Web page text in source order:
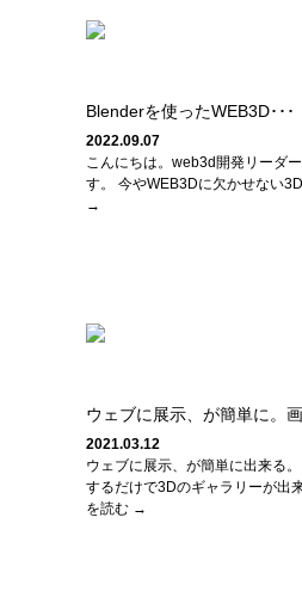
Blenderを使ったWEB3D･･･
2022.09.07
こんにちは。web3d開発リーダ
す。 今やWEB3Dに欠かせない
→
ウェブに展示、が簡単に。
2021.03.12
ウェブに展示、が簡単に出来る
するだけで3Dのギャラリーが出
を読む →